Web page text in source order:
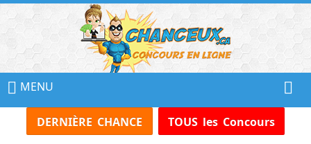
MENU
DERNIÈRE CHANCE TOUS les Concours
📢
Ne
Manquez
Aucun